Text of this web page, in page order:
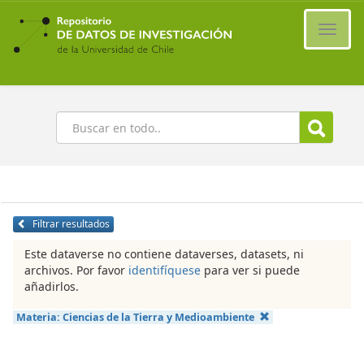
Ir
contenido
principal
Buscar
Filtrar resultados
Este dataverse no contiene dataverses, datasets, ni
archivos. Por favor identifíquese para ver si puede
añadirlos.
Materia: Ciencias de la Tierra y Medioambiente